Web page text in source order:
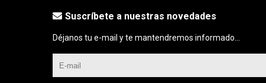
Suscríbete a nuestras novedades
Déjanos tu e-mail y te mantendremos informado...